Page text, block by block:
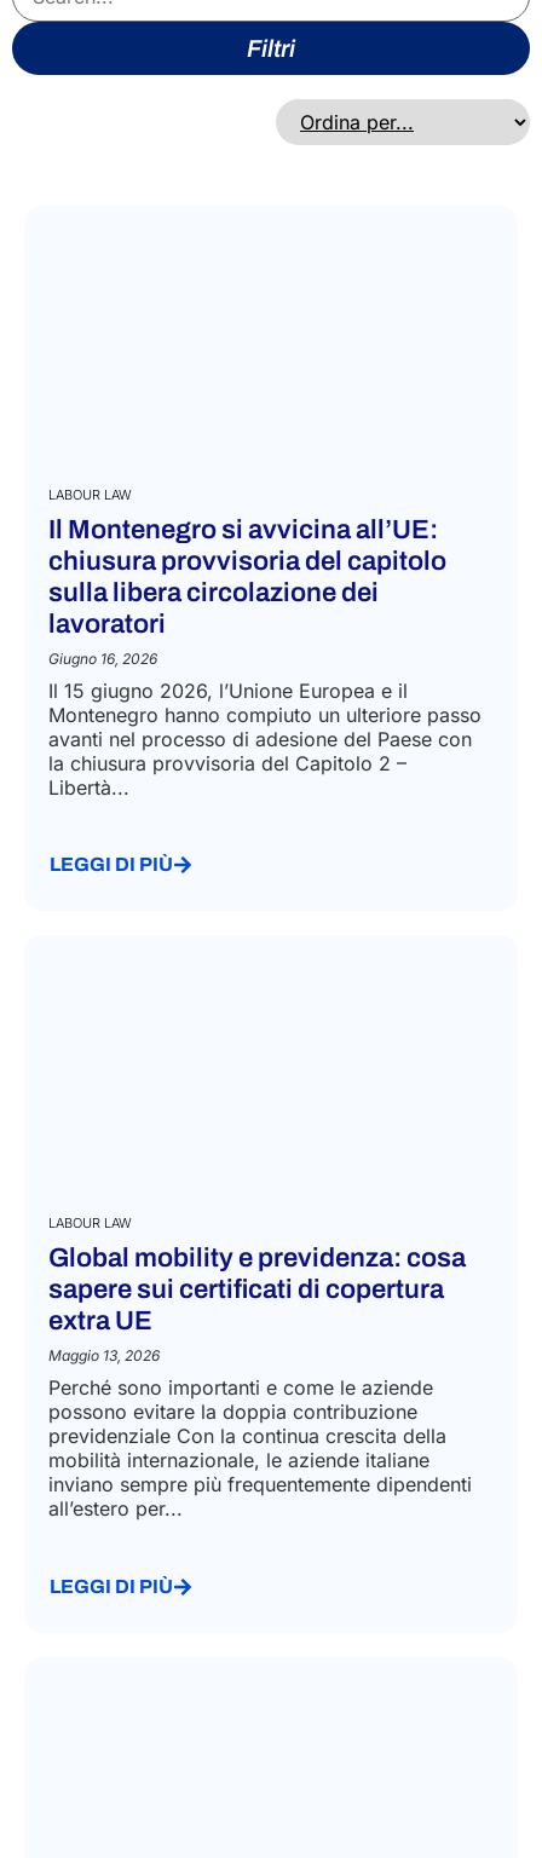
Filtri
LABOUR LAW
Il Montenegro si avvicina all’UE:
chiusura provvisoria del capitolo
sulla libera circolazione dei
lavoratori
Giugno 16, 2026
Il 15 giugno 2026, l’Unione Europea e il
Montenegro hanno compiuto un ulteriore passo
avanti nel processo di adesione del Paese con
la chiusura provvisoria del Capitolo 2 –
Libertà...
LEGGI DI PIÙ
LABOUR LAW
Global mobility e previdenza: cosa
sapere sui certificati di copertura
extra UE
Maggio 13, 2026
Perché sono importanti e come le aziende
possono evitare la doppia contribuzione
previdenziale Con la continua crescita della
mobilità internazionale, le aziende italiane
inviano sempre più frequentemente dipendenti
all’estero per...
LEGGI DI PIÙ